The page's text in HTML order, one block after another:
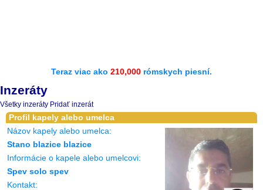
Teraz viac ako 210,000 rómskych piesní.
Inzeráty
Všetky inzeráty Pridať inzerát
Profil kapely alebo umelca
Názov kapely alebo umelca:
Stano blazice blazice
Informácie o kapele alebo umelcovi:
Spev solo spev
Kontakt: